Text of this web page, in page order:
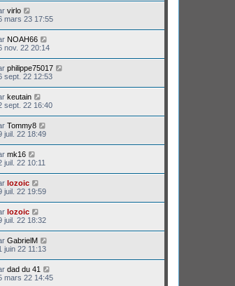
virlo
mars 23 17:55
NOAH66
nov. 22 20:14
philippe75017
sept. 22 12:53
keutain
sept. 22 16:40
Tommy8
juil. 22 18:49
mk16
juil. 22 10:11
lozoic
juil. 22 19:59
lozoic
juil. 22 18:32
GabrielM
juin 22 11:13
dad du 41
mars 22 14:45